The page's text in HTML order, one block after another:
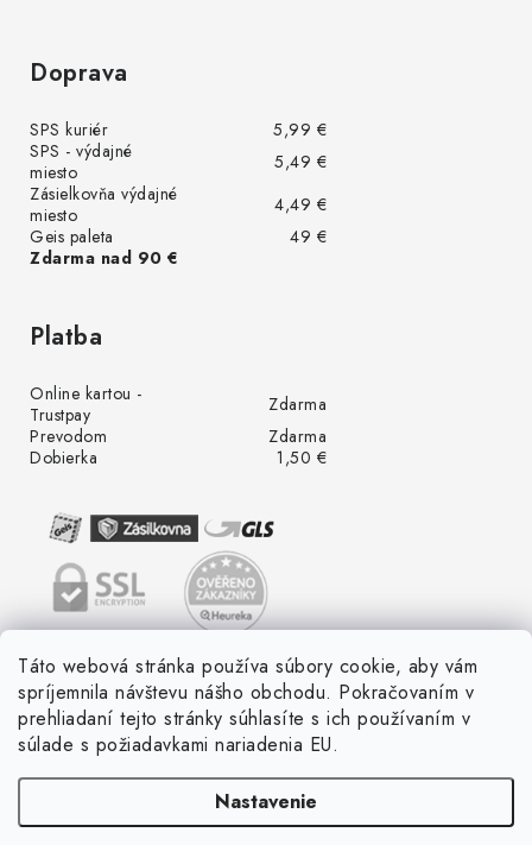
Táto webová stránka používa súbory cookie, aby vám
spríjemnila návštevu nášho obchodu. Pokračovaním v
prehliadaní tejto stránky súhlasíte s ich používaním v
súlade s požiadavkami nariadenia EU.
Nastavenie
Doprava
SPS kuriér
5,99 €
SPS - výdajné
miesto
5,49 €
Zásielkovňa výdajné
miesto
4,49 €
Geis paleta
49 €
Zdarma nad 90 €
Platba
Online kartou -
Trustpay
Zdarma
Prevodom
Zdarma
Dobierka
1,50 €